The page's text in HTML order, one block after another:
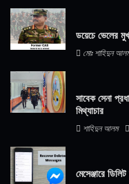
ডয়েচে ভেলের
মোঃ শাহিদুন আলম
সাবেক সেনা
মিথ্যাচার
শাহিদুন আলম
মেসেঞ্জারে